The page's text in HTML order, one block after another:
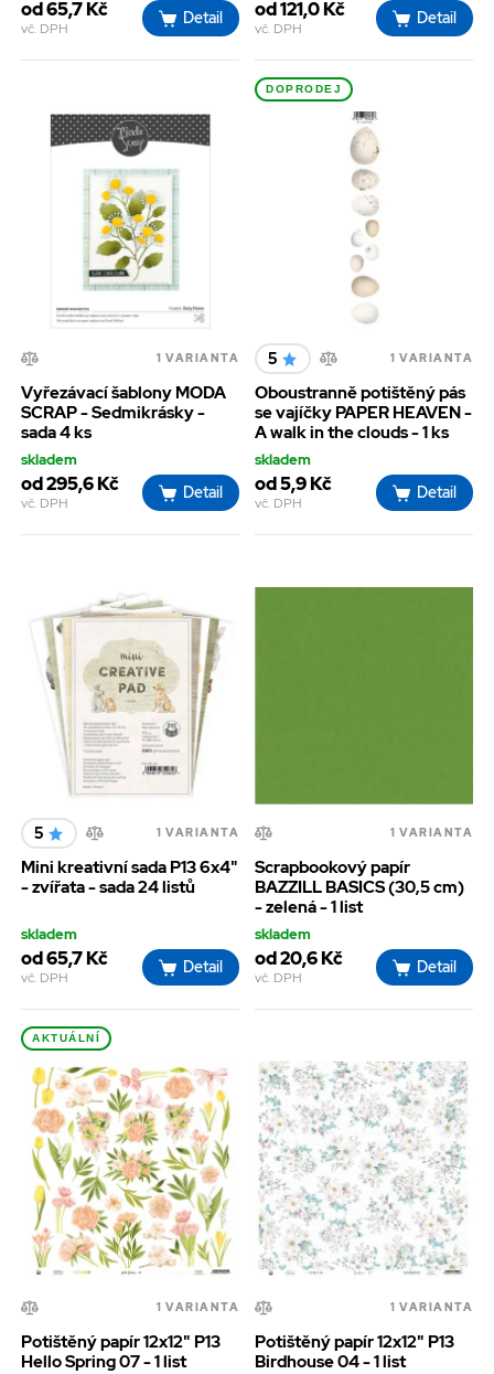
od 65,7 Kč
vč. DPH
Detail od 121,0 Kč
vč. DPH
Detail
1 VARIANTA
Vyřezávací šablony MODA
SCRAP - Sedmikrásky -
sada 4 ks
skladem
od 295,6 Kč
vč. DPH
Detail
DOPRODEJ
5 1 VARIANTA
Oboustranně potištěný pás
se vajíčky PAPER HEAVEN -
A walk in the clouds - 1 ks
skladem
od 5,9 Kč
vč. DPH
Detail
5 1 VARIANTA
Mini kreativní sada P13 6x4"
- zvířata - sada 24 listů
skladem
od 65,7 Kč
vč. DPH
Detail
1 VARIANTA
Scrapbookový papír
BAZZILL BASICS (30,5 cm)
- zelená - 1 list
skladem
od 20,6 Kč
vč. DPH
Detail
AKTUÁLNÍ
1 VARIANTA
Potištěný papír 12x12" P13
Hello Spring 07 - 1 list
1 VARIANTA
Potištěný papír 12x12" P13
Birdhouse 04 - 1 list